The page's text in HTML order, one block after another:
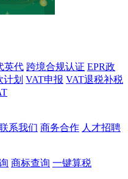
英代 跨境合规认证 EPR政
计划 VAT申报 VAT退税补税
系我们 商务合作 人才招聘
商标查询 一键算税